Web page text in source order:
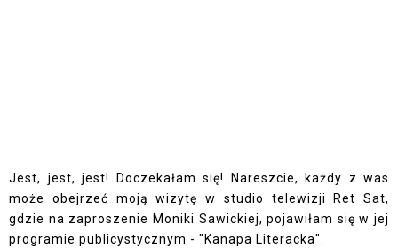
Jest, jest, jest! Doczekałam się! Nareszcie, każdy z was
może obejrzeć moją wizytę w studio telewizji Ret Sat,
gdzie na zaproszenie Moniki Sawickiej, pojawiłam się w jej
programie publicystycznym - "Kanapa Literacka".